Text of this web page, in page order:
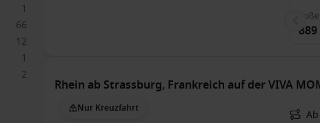
1
66
12
1
2
Rhein ab Strassburg, Frankreich auf der VIVA
Nur Kreuzfahrt